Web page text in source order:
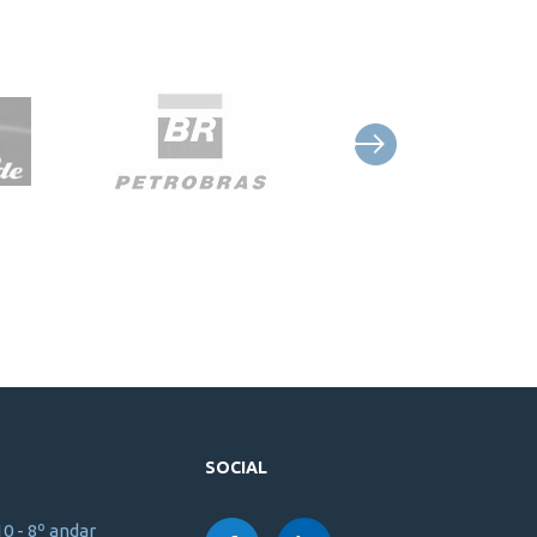
- 8º andar
SOCIAL